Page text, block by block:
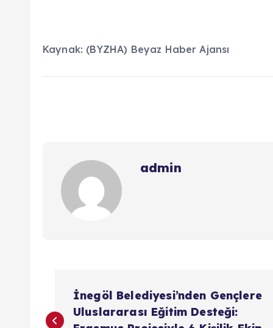
Kaynak: (BYZHA) Beyaz Haber Ajansı
admin
a
İnegöl Belediyesi’nden Gençlere
Uluslararası Eğitim Desteği: